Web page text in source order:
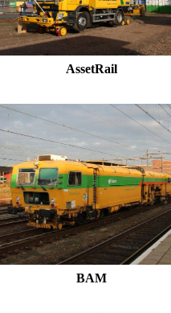
AssetRail
BAM